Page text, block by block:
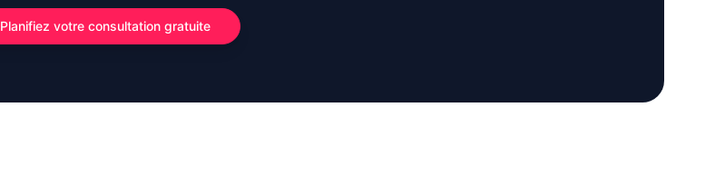
Planifiez votre consultation gratuite